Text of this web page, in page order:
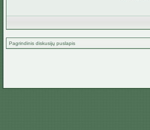
Pagrindinis diskusijų puslapis